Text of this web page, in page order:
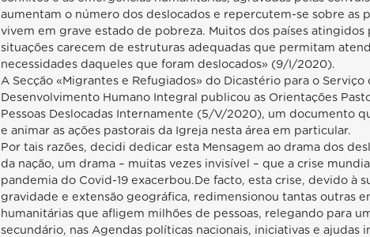
aumentam o número dos deslocados e repercutem-se sobre as
vivem em grave estado de pobreza. Muitos dos países atingidos
situações carecem de estruturas adequadas que permitam
necessidades daqueles que foram deslocados» (9/I/2020).
A Secção «Migrantes e Refugiados» do Dicastério para o Serviço
Desenvolvimento Humano Integral publicou as Orientações
Pessoas Deslocadas Internamente (5/V/2020), um documento
e animar as ações pastorais da Igreja nesta área em particular.
Por tais razões, decidi dedicar esta Mensagem ao drama dos
da nação, um drama – muitas vezes invisível – que a crise
pandemia do Covid-19 exacerbou.De facto, esta crise, devido à
gravidade e extensão geográfica, redimensionou tantas outras
humanitárias que afligem milhões de pessoas, relegando para
secundário, nas Agendas políticas nacionais, iniciativas e ajudas